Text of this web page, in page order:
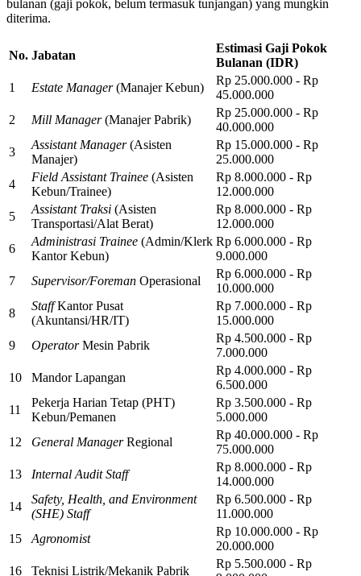
bulanan (gaji pokok, belum termasuk tunjangan) yang mungkin
diterima.
No. Jabatan
Estimasi Gaji Pokok
Bulanan (IDR)
1
Estate Manager(Manajer Kebun)
Rp 25.000.000 - Rp
45.000.000
2
Mill Manager(Manajer Pabrik)
Rp 25.000.000 - Rp
40.000.000
3
Assistant Manager(Asisten
Manajer)
Rp 15.000.000 - Rp
25.000.000
4
Field Assistant Trainee (Asisten
Kebun/Trainee)
Rp 8.000.000 - Rp
12.000.000
5
Assistant Traksi (Asisten
Transportasi/Alat Berat)
Rp 8.000.000 - Rp
12.000.000
6
Administrasi Trainee (Admin/Klerk
Kantor Kebun)
Rp 6.000.000 - Rp
9.000.000
7
Supervisor/Foreman Operasional
Rp 6.000.000 - Rp
10.000.000
8
StaffKantor Pusat
(Akuntansi/HR/IT)
Rp 7.000.000 - Rp
15.000.000
9
OperatorMesin Pabrik
Rp 4.500.000 - Rp
7.000.000
10
Mandor Lapangan
Rp 4.000.000 - Rp
6.500.000
11
Pekerja Harian Tetap (PHT)
Kebun/Pemanen
Rp 3.500.000 - Rp
5.000.000
12
General ManagerRegional
Rp 40.000.000 - Rp
75.000.000
13
Internal Audit Staff
Rp 8.000.000 - Rp
14.000.000
14
Safety, Health, and Environment
(SHE) Staff
Rp 6.500.000 - Rp
11.000.000
15
Agronomist
Rp 10.000.000 - Rp
20.000.000
16
Teknisi Listrik/Mekanik Pabrik
Rp 5.500.000 - Rp